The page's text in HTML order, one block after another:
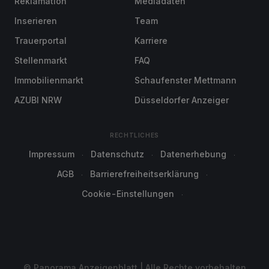
Inserieren
Trauerportal
Stellenmarkt
Immobilienmarkt
AZUBI NRW
Team
Karriere
FAQ
Schaufenster Mettmann
Düsseldorfer Anzeiger
RECHTLICHES
Impressum Datenschutz
Datenerhebung
AGB
Barrierefreiheitserklärung
Cookie-Einstellungen